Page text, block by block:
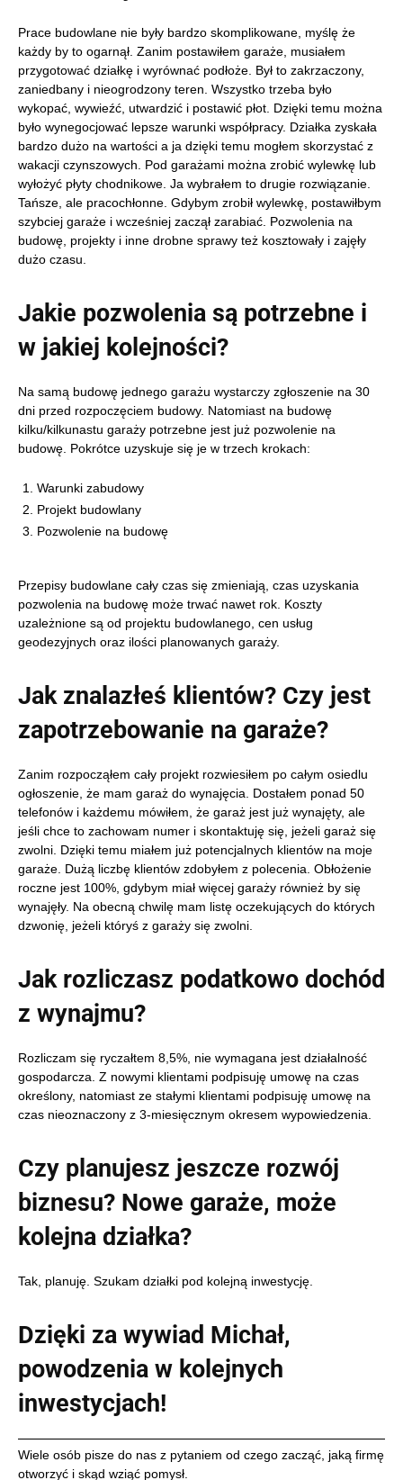
Prace budowlane nie były bardzo skomplikowane, myślę że
każdy by to ogarnął. Zanim postawiłem garaże, musiałem
przygotować działkę i wyrównać podłoże. Był to zakrzaczony,
zaniedbany i nieogrodzony teren. Wszystko trzeba było
wykopać, wywieźć, utwardzić i postawić płot. Dzięki temu można
było wynegocjować lepsze warunki współpracy. Działka zyskała
bardzo dużo na wartości a ja dzięki temu mogłem skorzystać z
wakacji czynszowych. Pod garażami można zrobić wylewkę lub
wyłożyć płyty chodnikowe. Ja wybrałem to drugie rozwiązanie.
Tańsze, ale pracochłonne. Gdybym zrobił wylewkę, postawiłbym
szybciej garaże i wcześniej zaczął zarabiać. Pozwolenia na
budowę, projekty i inne drobne sprawy też kosztowały i zajęły
dużo czasu.
Jakie pozwolenia są potrzebne i
w jakiej kolejności?
Na samą budowę jednego garażu wystarczy zgłoszenie na 30
dni przed rozpoczęciem budowy. Natomiast na budowę
kilku/kilkunastu garaży potrzebne jest już pozwolenie na
budowę. Pokrótce uzyskuje się je w trzech krokach:
Warunki zabudowy
Projekt budowlany
Pozwolenie na budowę
Przepisy budowlane cały czas się zmieniają, czas uzyskania
pozwolenia na budowę może trwać nawet rok. Koszty
uzależnione są od projektu budowlanego, cen usług
geodezyjnych oraz ilości planowanych garaży.
Jak znalazłeś klientów? Czy jest
zapotrzebowanie na garaże?
Zanim rozpocząłem cały projekt rozwiesiłem po całym osiedlu
ogłoszenie, że mam garaż do wynajęcia. Dostałem ponad 50
telefonów i każdemu mówiłem, że garaż jest już wynajęty, ale
jeśli chce to zachowam numer i skontaktuję się, jeżeli garaż się
zwolni. Dzięki temu miałem już potencjalnych klientów na moje
garaże. Dużą liczbę klientów zdobyłem z polecenia. Obłożenie
roczne jest 100%, gdybym miał więcej garaży również by się
wynajęły. Na obecną chwilę mam listę oczekujących do których
dzwonię, jeżeli któryś z garaży się zwolni.
Jak rozliczasz podatkowo dochód
z wynajmu?
Rozliczam się ryczałtem 8,5%, nie wymagana jest działalność
gospodarcza. Z nowymi klientami podpisuję umowę na czas
określony, natomiast ze stałymi klientami podpisuję umowę na
czas nieoznaczony z 3-miesięcznym okresem wypowiedzenia.
Czy planujesz jeszcze rozwój
biznesu? Nowe garaże, może
kolejna działka?
Tak, planuję. Szukam działki pod kolejną inwestycję
Dzięki za wywiad Michał,
powodzenia w kolejnych
inwestycjach!
Wiele osób pisze do nas z pytaniem od czego zacząć, jaką firmę
otworzyć i skąd wziąć pomysł.